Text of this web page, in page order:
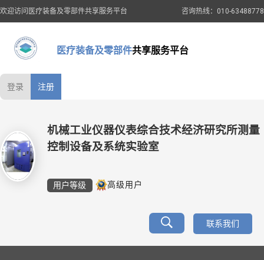
欢迎访问医疗装备及零部件共享服务平台 咨询热线：010-63488778
医疗装备及零部件共享服务平台
登录 注册
机械工业仪器仪表综合技术经济研究所测量
控制设备及系统实验室
用户等级 高级用户
联系我们